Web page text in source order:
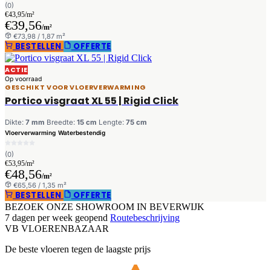
(0)
€43,95/m²
€39,56/m²
€73,98 / 1,87 m²
BESTELLEN OFFERTE
ACTIE
Op voorraad
GESCHIKT VOOR VLOERVERWARMING
Portico visgraat XL 55 | Rigid Click
Dikte: 7 mm Breedte: 15 cm Lengte: 75 cm
Vloerverwarming Waterbestendig
(0)
€53,95/m²
€48,56/m²
€65,56 / 1,35 m²
BESTELLEN OFFERTE
BEZOEK ONZE SHOWROOM IN BEVERWIJK
7 dagen per week geopend Routebeschrijving
VB VLOERENBAZAAR
De beste vloeren tegen de laagste prijs